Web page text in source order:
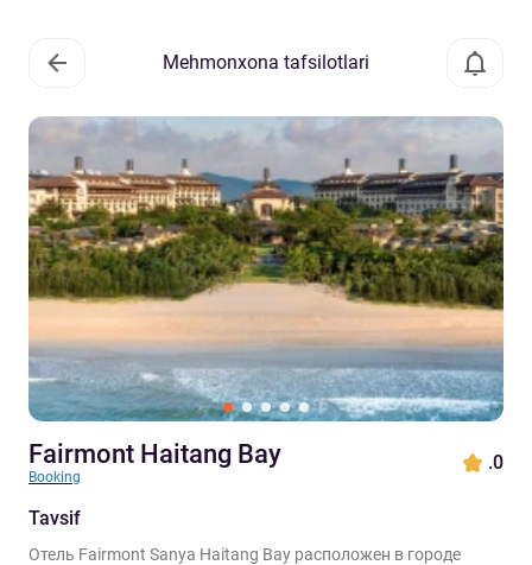
Mehmonxona tafsilotlari
Fairmont Haitang Bay
Booking
.0
Tavsif
Отель Fairmont Sanya Haitang Bay расположен в городе